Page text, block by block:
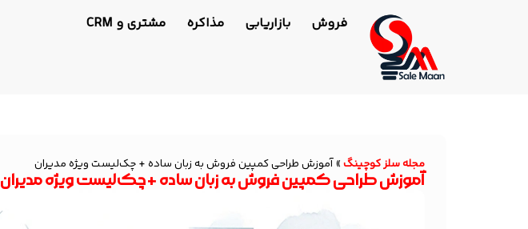
فروش بازاریابی مذاکره مشتری و CRM
مجله سلز کوچینگ»آموزش طراحی کمپین فروش به زبان ساده + چک‌لیست ویژه مدیران
آموزش طراحی کمپین فروش به زبان ساده + چک‌لیست ویژه مدیران